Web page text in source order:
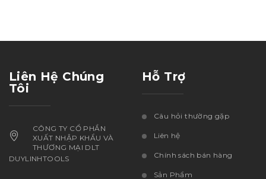
Liên Hệ Chúng
Tôi
CÔNG TY CỔ PHẦN
XUẤT NHẬP KHẨU VÀ
THƯƠNG MẠI DLT
DUYLINHTOOLS
Hỗ Trợ
Câu hỏi thường gặp
Liên hệ
Chính sách bán hàng
Sản Phẩm